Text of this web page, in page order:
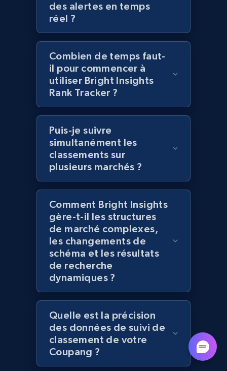
Lazada - Products - Discover products by
category URL or brand URL
URL, Title, Rating, Reviews, Initial price, Final
price, Currency, Stock, and more.
991+ 165+ Commencer
Lazada - Products - Discover products by
seller URL
URL, Title, Rating, Reviews, Initial price, Final
price, Currency, Stock, and more.
991+ 165+ Commencer
Lazada - Products - Discover products by
brand URL
URL, Title, Rating, Reviews, Initial price, Final
price, Currency, Stock, and more.
991+ 165+ Commencer
Lowes.com
des alertes en temps
réel ?
Combien de temps faut-
il pour commencer à
utiliser Bright Insights
Rank Tracker ?
Puis-je suivre
simultanément les
classements sur
plusieurs marchés ?
Comment Bright Insights
gère-t-il les structures
de marché complexes,
les changements de
schéma et les résultats
de recherche
dynamiques ?
Quelle est la précision
des données de suivi de
classement de votre
Coupang ?